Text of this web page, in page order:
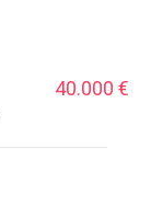
40.000 €